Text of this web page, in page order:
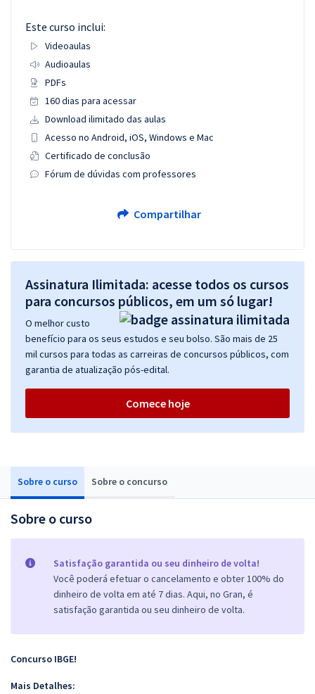
Sobre o curso Sobre o concurso
Sobre o curso
Satisfação garantida ou seu dinheiro de volta!
Você poderá efetuar o cancelamento e obter 100% do
dinheiro de volta em até 7 dias. Aqui, no Gran, é
satisfação garantida ou seu dinheiro de volta.
Concurso IBGE!
Mais Detalhes:
Este curso inclui:
Videoaulas
Audioaulas
PDFs
160 dias para acessar
Download ilimitado das aulas
Acesso no Android, iOS, Windows e Mac
Certificado de conclusão
Fórum de dúvidas com professores
Compartilhar
Assinatura Ilimitada: acesse todos os cursos
para concursos públicos, em um só lugar!
O melhor custo
benefício para os seus estudos e seu bolso. São mais de 25
mil cursos para todas as carreiras de concursos públicos, com
garantia de atualização pós-edital.
Comece hoje